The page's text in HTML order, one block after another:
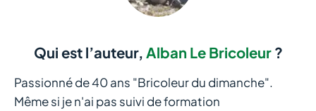
Qui est l’auteur,Alban Le Bricoleur?
Passionné de 40 ans "Bricoleur du dimanche".
Même si je n'ai pas suivi de formation